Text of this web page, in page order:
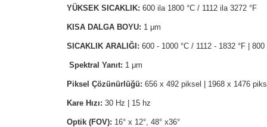
YÜKSEK SICAKLIK: 600 ila 1800 °C / 1112 ila 3272 °F
KISA DALGA BOYU: 1 μm
SICAKLIK ARALIĞI: 600 - 1000 °C / 1112 - 1832 °F |
Spektral Yanıt: 1 μm
Piksel Çözünürlüğü: 656 x 492 piksel | 1968 x 1476
Kare Hızı: 30 Hz | 15 hz
Optik (FOV): 16° x 12°, 48° x36°